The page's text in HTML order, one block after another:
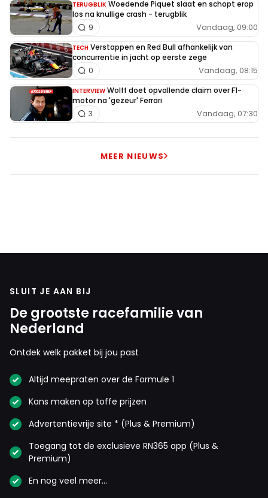
TERUGBLIK Woedende Piquet slaat en schopt erop
los na knullige crash - terugblik
Vandaag, 09:00
9
TECH Verstappen en Red Bull afhankelijk van
concurrentie in jacht op eerste zege
Vandaag, 08:15
0
INTERVIEW Wolff doet opvallende claim over F1-
motor na 'gezeur' Ferrari
Vandaag, 07:30
3
MEER NIEUWS
SLUIT JE AAN BIJ
De grootste racefamilie van
Nederland
Ontdek welk pakket bij jou past
Altijd meepraten over de Formule 1
Kans maken op toffe prijzen
Advertentievrije site * (Plus & Premium)
Toegang tot de exclusieve RN365 app (Plus &
Premium)
En nog veel meer…